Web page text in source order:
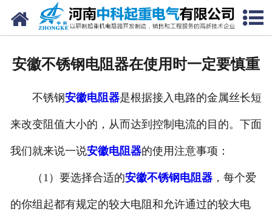
网站首页
公司风采
联系我们
安徽不锈钢电阻器在使用时一定要慎重
不锈钢安徽电阻器是根据接入电路的金属丝长短
来改变阻值大小的，从而达到控制电流的目的。下面
我们就来说一说安徽电阻器的使用注意事项：
（1）要选择合适的安徽不锈钢电阻器，每个爱
的你组起都有规定的较大电阻和允许通过的较大电